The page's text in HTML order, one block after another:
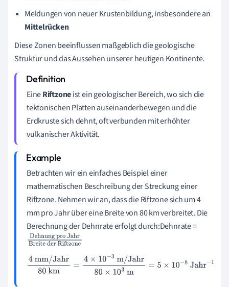
Meldungen von neuer Krustenbildung, insbesondere an
Mittelrücken
Diese Zonen beeinflussen maßgeblich die geologische
Struktur und das Aussehen unserer heutigen Kontinente.
EineRiftzoneist ein geologischer Bereich, wo sich die
tektonischen Platten auseinanderbewegen und die
Erdkruste sich dehnt, oft verbunden mit erhöhter
vulkanischer Aktivität.
Betrachten wir ein einfaches Beispiel einer
mathematischen Beschreibung der Streckung einer
Riftzone. Nehmen wir an, dass die Riftzone sich um 4
mm pro Jahr über eine Breite von 80 km verbreitet. Die
Berechnung der Dehnrate erfolgt durch:Dehnrate =
Dehnung pro
Jahr
Breite der
Riftzone
4mm/Jahr80 =4× 10− 3m/Jahr80 3 m =5×10 −8Jahr
−1